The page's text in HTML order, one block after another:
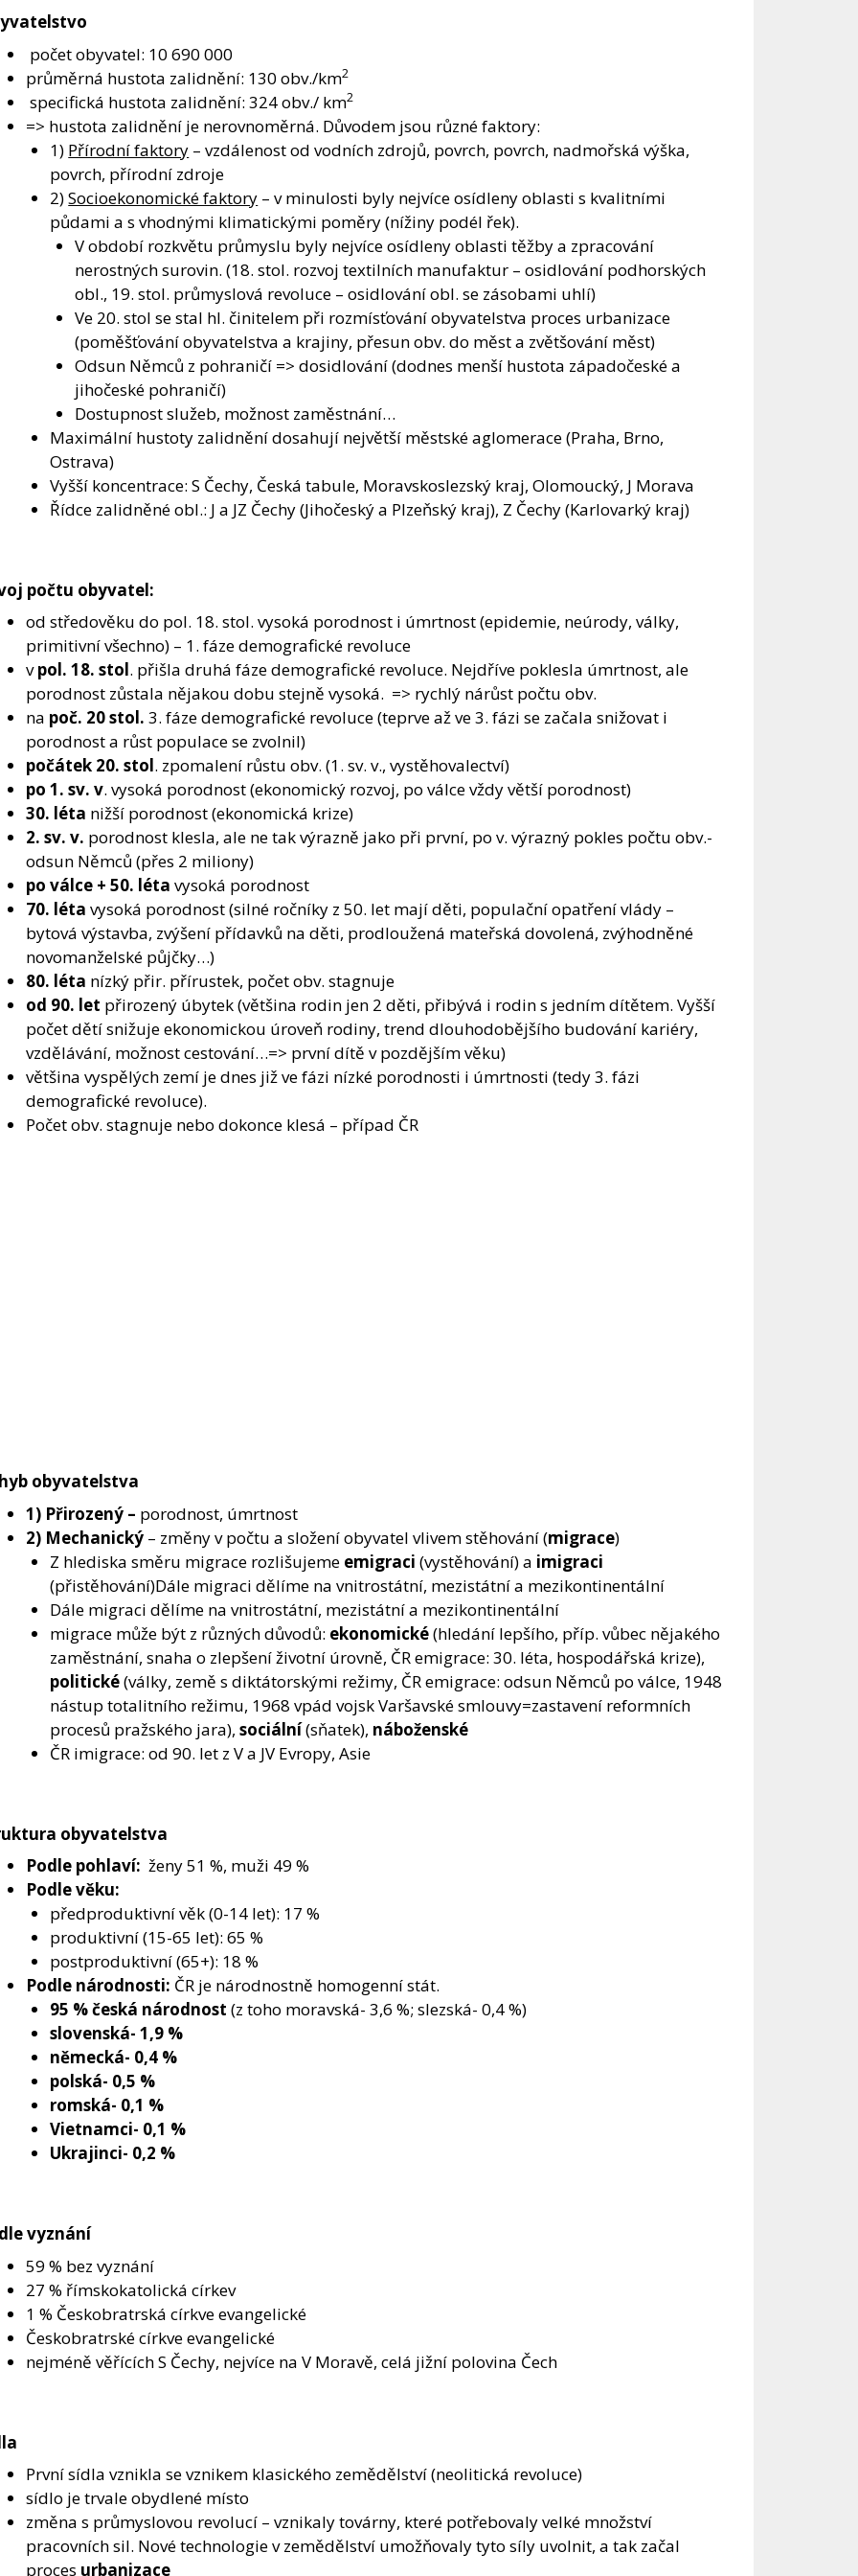
počet obyvatel: 10 690 000
průměrná hustota zalidnění: 130 obv./km2
specifická hustota zalidnění: 324 obv./ km2
=> hustota zalidnění je nerovnoměrná. Důvodem jsou různé faktory:
1) Přírodní faktory – vzdálenost od vodních zdrojů, povrch, povrch, nadmořská výška,
povrch, přírodní zdroje
2)Socioekonomické faktory – v minulosti byly nejvíce osídleny oblasti s kvalitními
půdami a s vhodnými klimatickými poměry (nížiny podél řek).
V období rozkvětu průmyslu byly nejvíce osídleny oblasti těžby a zpracování
nerostných surovin. (18. stol. rozvoj textilních manufaktur – osidlování podhorských
obl., 19. stol. průmyslová revoluce – osidlování obl. se zásobami uhlí)
Ve 20. stol se stal hl. činitelem při rozmísťování obyvatelstva proces urbanizace
(poměšťování obyvatelstva a krajiny, přesun obv. do měst a zvětšování měst)
Odsun Němců z pohraničí => dosidlování (dodnes menší hustota západočeské a
jihočeské pohraničí)
Dostupnost služeb, možnost zaměstnání…
Maximální hustoty zalidnění dosahují největší městské aglomerace (Praha, Brno,
Ostrava)
Vyšší koncentrace: S Čechy, Česká tabule, Moravskoslezský kraj, Olomoucký, J Morava
Řídce zalidněné obl.: J a JZ Čechy (Jihočeský a Plzeňský kraj), Z Čechy (Karlovarký kraj)
počtu obyvatel:
od středověku do pol. 18. stol. vysoká porodnost i úmrtnost (epidemie, neúrody, války,
primitivní všechno) – 1. fáze demografické revoluce
vpol. 18. stol. přišla druhá fáze demografické revoluce. Nejdříve poklesla úmrtnost, ale
porodnost zůstala nějakou dobu stejně vysoká. => rychlý nárůst počtu obv.
na poč. 20 stol. 3. fáze demografické revoluce (teprve až ve 3. fázi se začala snižovat i
porodnost a růst populace se zvolnil)
počátek 20. stol. zpomalení růstu obv. (1. sv. v., vystěhovalectví)
po 1. sv. v. vysoká porodnost (ekonomický rozvoj, po válce vždy větší porodnost)
30. léta nižší porodnost (ekonomická krize)
2. sv. v. porodnost klesla, ale ne tak výrazně jako při první, po v. výrazný pokles počtu obv.-
odsun Němců (přes 2 miliony)
po válce + 50. léta vysoká porodnost
70. léta vysoká porodnost (silné ročníky z 50. let mají děti, populační opatření vlády –
bytová výstavba, zvýšení přídavků na děti, prodloužená mateřská dovolená, zvýhodněné
novomanželské půjčky…)
80. léta nízký přir. přírustek, počet obv. stagnuje
od 90. let přirozený úbytek (většina rodin jen 2 děti, přibývá i rodin s jedním dítětem. Vyšší
počet dětí snižuje ekonomickou úroveň rodiny, trend dlouhodobějšího budování kariéry,
vzdělávání, možnost cestování…=> první dítě v pozdějším věku)
většina vyspělých zemí je dnes již ve fázi nízké porodnosti i úmrtnosti (tedy 3. fázi
demografické revoluce).
Počet obv. stagnuje nebo dokonce klesá – případ ČR
obyvatelstva
1) Přirozený – porodnost, úmrtnost
2) Mechanický– změny v počtu a složení obyvatel vlivem stěhování (migrace)
Z hlediska směru migrace rozlišujeme emigraci (vystěhování) a imigraci
(přistěhování)Dále migraci dělíme na vnitrostátní, mezistátní a mezikontinentální
Dále migraci dělíme na vnitrostátní, mezistátní a mezikontinentální
migrace může být z různých důvodů: ekonomické(hledání lepšího, příp. vůbec nějakého
zaměstnání, snaha o zlepšení životní úrovně, ČR emigrace: 30. léta, hospodářská krize),
politické(války, země s diktátorskými režimy, ČR emigrace: odsun Němců po válce, 1948
nástup totalitního režimu, 1968 vpád vojsk Varšavské smlouvy=zastavení reformních
procesů pražského jara),sociální(sňatek), náboženské
ČR imigrace: od 90. let z V a JV Evropy, Asie
obyvatelstva
Podle pohlaví: ženy 51 %, muži 49 %
Podle věku:
předproduktivní věk (0-14 let): 17 %
produktivní (15-65 let): 65 %
postproduktivní (65+): 18 %
Podle národnosti: ČR je národnostně homogenní stát.
95 % česká národnost (z toho moravská- 3,6 %; slezská- 0,4 %)
slovenská- 1,9 %
německá- 0,4 %
polská- 0,5 %
romská- 0,1 %
Vietnamci- 0,1 %
Ukrajinci- 0,2 %
vyznání
59 % bez vyznání
27 % římskokatolická církev
1 % Českobratrská církve evangelické
Českobratrské církve evangelické
nejméně věřících S Čechy, nejvíce na V Moravě, celá jižní polovina Čech
První sídla vznikla se vznikem klasického zemědělství (neolitická revoluce)
sídlo je trvale obydlené místo
změna s průmyslovou revolucí – vznikaly továrny, které potřebovaly velké množství
pracovních sil. Nové technologie v zemědělství umožňovaly tyto síly uvolnit, a tak začal
proces urbanizace